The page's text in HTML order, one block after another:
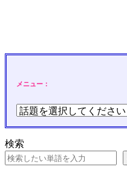
メニュー：
検索